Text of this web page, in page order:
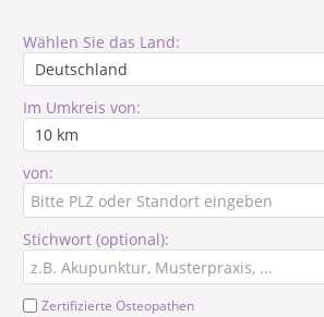
Wählen Sie das Land:
Im Umkreis von:
von:
Stichwort (optional):
Zertifizierte Osteopathen